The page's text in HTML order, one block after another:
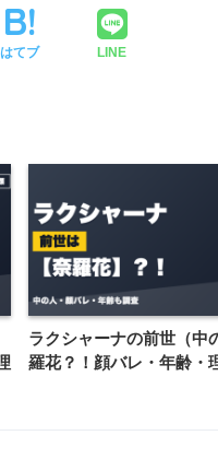
はてブ LINE
ラクシャーナの前世（中
羅花？！顔バレ・年齢・